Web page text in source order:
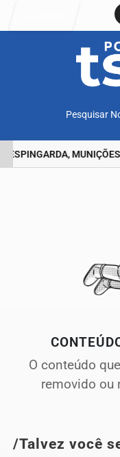
Pesquisar
MUNIÇÕES
O conteúdo
removido ou
/Talvez você